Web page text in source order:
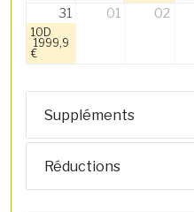
31
10D
1999,9
€
01 02
Suppléments
Réductions